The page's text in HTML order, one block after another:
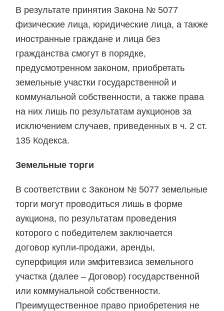
В результате принятия Закона № 5077
физические лица, юридические лица, а также
иностранные граждане и лица без
гражданства смогут в порядке,
предусмотренном законом, приобретать
земельные участки государственной и
коммунальной собственности, а также права
на них лишь по результатам аукционов за
исключением случаев, приведенных в ч. 2 ст.
135 Кодекса.
Земельные торги
В соответствии с Законом № 5077 земельные
торги могут проводиться лишь в форме
аукциона, по результатам проведения
которого с победителем заключается
договор купли-продажи, аренды,
суперфиция или эмфитевзиса земельного
участка (далее – Договор) государственной
или коммунальной собственности.
Преимущественное право приобретения не